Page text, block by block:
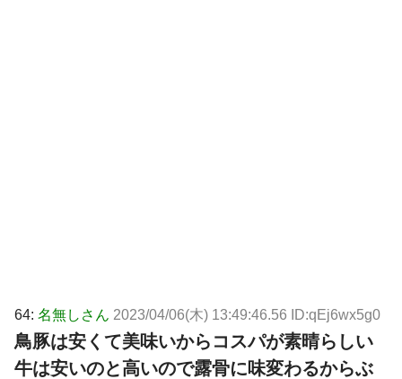
64: 名無しさん 2023/04/06(木) 13:49:46.56 ID:qEj6wx5g0
鳥豚は安くて美味いからコスパが素晴らしい
牛は安いのと高いので露骨に味変わるからぶ